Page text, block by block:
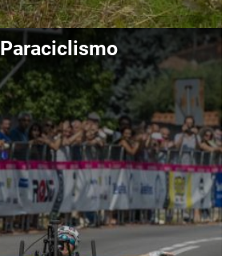
Paraciclismo